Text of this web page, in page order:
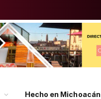
Hecho en Michoacán